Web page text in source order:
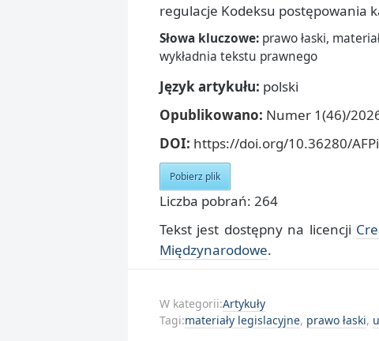
regulacje Kodeksu postępowania
Słowa kluczowe: prawo łaski,
wykładnia tekstu prawnego
Język artykułu: polski
Opublikowano: Numer 1(46)/
DOI: https://doi.org/10.36280/
Pobierz plik
Liczba pobrań: 264
Tekst jest dostępny na licencji
Międzynarodowe.
W kategorii:Artykuły
Tagi:materiały legislacyjne, prawo łaski,